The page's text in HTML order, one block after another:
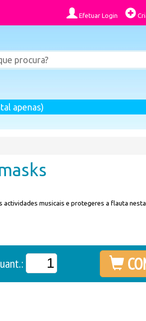
Efetuar Login
apenas)
actividades musicais e protegeres a flauta